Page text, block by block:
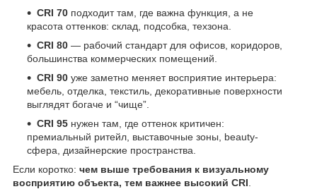
CRI 70 подходит там, где важна функция, а не
красота оттенков: склад, подсобка, техзона.
CRI 80 — рабочий стандарт для офисов, коридоров,
большинства коммерческих помещений.
CRI 90 уже заметно меняет восприятие интерьера:
мебель, отделка, текстиль, декоративные поверхности
выглядят богаче и “чище”.
CRI 95 нужен там, где оттенок критичен:
премиальный ритейл, выставочные зоны, beauty-
сфера, дизайнерские пространства.
Если коротко: чем выше требования к визуальному
восприятию объекта, тем важнее высокий CRI